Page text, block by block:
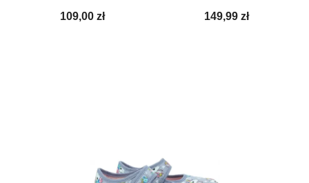
Cena
109,00 zł Cena
149,99 zł